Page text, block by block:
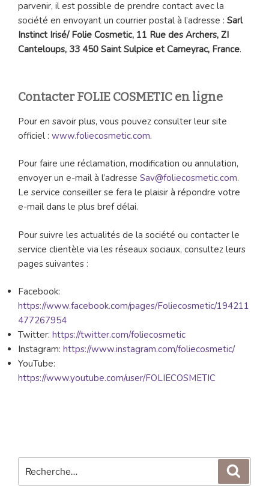
parvenir, il est possible de prendre contact avec la
société en envoyant un courrier postal à l’adresse : Sarl
Instinct Irisé/ Folie Cosmetic, 11 Rue des Archers, ZI
Canteloups, 33 450 Saint Sulpice et Cameyrac, France.
Contacter FOLIE COSMETIC en ligne
Pour en savoir plus, vous pouvez consulter leur site
officiel : www.foliecosmetic.com.
Pour faire une réclamation, modification ou annulation,
envoyer un e-mail à l’adresse Sav@foliecosmetic.com.
Le service conseiller se fera le plaisir à répondre votre
e-mail dans le plus bref délai.
Pour suivre les actualités de la société ou contacter le
service clientèle via les réseaux sociaux, consultez leurs
pages suivantes :
Facebook:
https://www.facebook.com/pages/Foliecosmetic/194211
477267954
Twitter: https://twitter.com/foliecosmetic
Instagram: https://www.instagram.com/foliecosmetic/
YouTube:
https://www.youtube.com/user/FOLIECOSMETIC
pour